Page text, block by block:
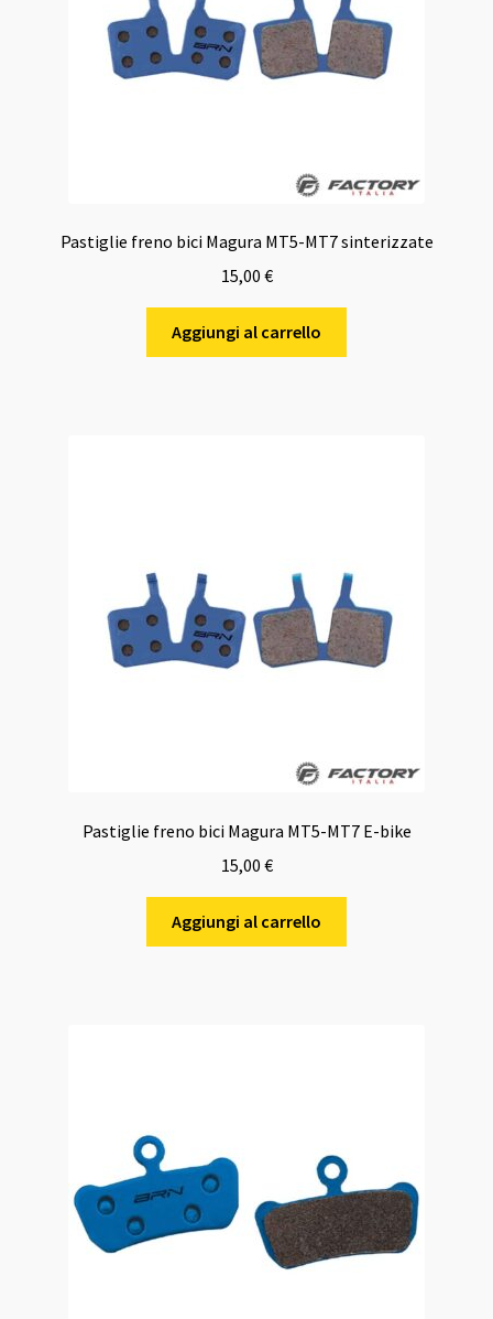
Pastiglie freno bici Magura MT5-MT7 sinterizzate
15,00 €
Aggiungi al carrello
Pastiglie freno bici Magura MT5-MT7 E-bike
15,00 €
Aggiungi al carrello